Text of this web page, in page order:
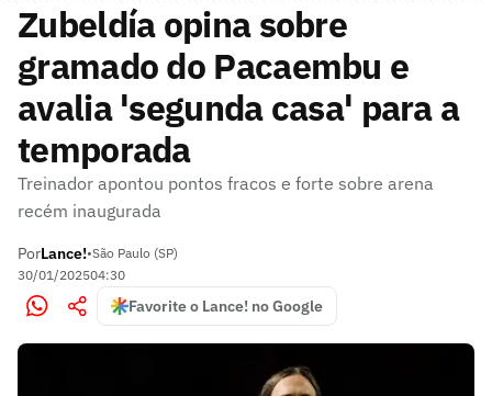
Zubeldía opina sobre
gramado do Pacaembu e
avalia 'segunda casa' para a
temporada
Treinador apontou pontos fracos e forte sobre arena
recém inaugurada
PorLance!•São Paulo (SP)
30/01/202504:30
Favorite o Lance! no Google